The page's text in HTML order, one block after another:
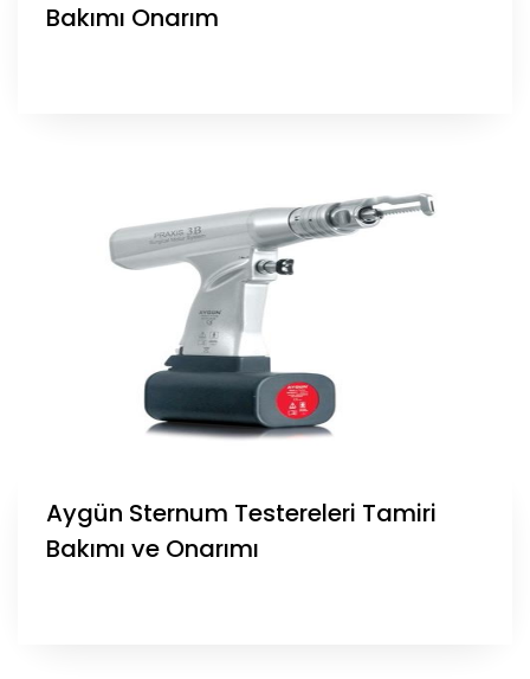
Bakımı Onarım
Aygün Sternum Testereleri Tamiri
Bakımı ve Onarımı